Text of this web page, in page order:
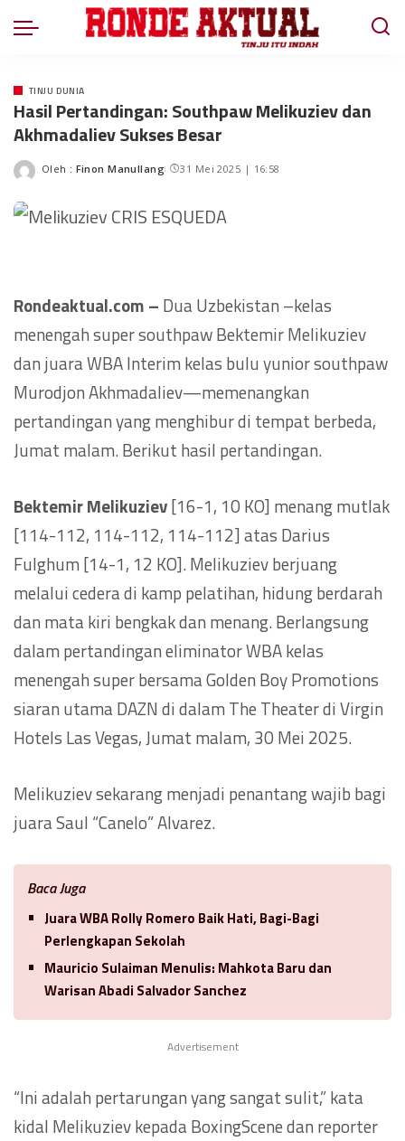
TINJU DUNIA
Hasil Pertandingan: Southpaw Melikuziev dan
Akhmadaliev Sukses Besar
Oleh : Finon Manullang 31 Mei 2025 | 16:58
Rondeaktual.com – Dua Uzbekistan –kelas
menengah super southpaw Bektemir Melikuziev
dan juara WBA Interim kelas bulu yunior southpaw
Murodjon Akhmadaliev—memenangkan
pertandingan yang menghibur di tempat berbeda,
Jumat malam. Berikut hasil pertandingan.
Bektemir Melikuziev[16-1, 10 KO] menang mutlak
[114-112, 114-112, 114-112] atas Darius
Fulghum [14-1, 12 KO]. Melikuziev berjuang
melalui cedera di kamp pelatihan, hidung berdarah
dan mata kiri bengkak dan menang. Berlangsung
dalam pertandingan eliminator WBA kelas
menengah super bersama Golden Boy Promotions
siaran utama DAZN di dalam The Theater di Virgin
Hotels Las Vegas, Jumat malam, 30 Mei 2025.
Melikuziev sekarang menjadi penantang wajib bagi
juara Saul “Canelo” Alvarez.
Baca Juga
Juara WBA Rolly Romero Baik Hati, Bagi-Bagi
Perlengkapan Sekolah
Mauricio Sulaiman Menulis: Mahkota Baru dan
Warisan Abadi Salvador Sanchez
Advertisement
“Ini adalah pertarungan yang sangat sulit,” kata
kidal Melikuziev kepada BoxingScene dan reporter